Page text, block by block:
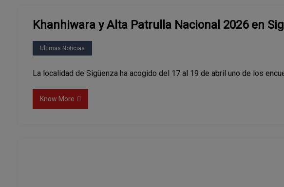
Khanhiwara y Alta Patrulla Nacional 2026 en
Ultimas Noticias
La localidad de Sigüenza ha acogido del 17 al 19 de abril uno de los
Know More